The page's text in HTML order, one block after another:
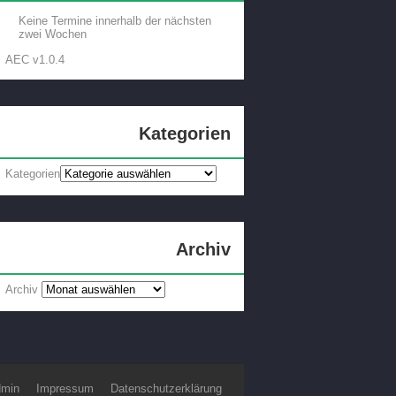
Keine Termine innerhalb der nächsten
zwei Wochen
AEC v1.0.4
Kategorien
Kategorien
Archiv
Archiv
Impressum Datenschutzerklärung